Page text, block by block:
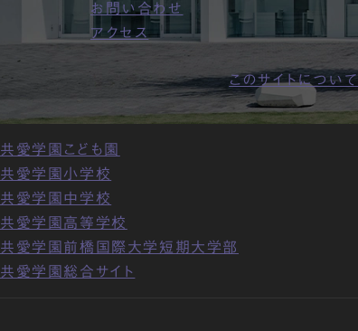
お問い合わせ
アクセス
このサイトについて
共愛学園こども園
共愛学園小学校
共愛学園中学校
共愛学園高等学校
共愛学園前橋国際大学短期大学部
共愛学園総合サイト